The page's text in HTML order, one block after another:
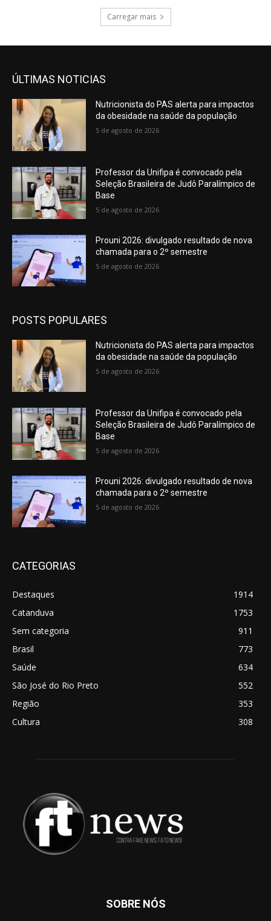
Carregar mais
ÚLTIMAS NOTICIAS
Nutricionista do PAS alerta para impactos
da obesidade na saúde da população
5 de agosto de 2026
Professor da Unifipa é convocado pela
Seleção Brasileira de Judô Paralímpico de
Base
5 de agosto de 2026
Prouni 2026: divulgado resultado de nova
chamada para o 2º semestre
5 de agosto de 2026
POSTS POPULARES
Nutricionista do PAS alerta para impactos
da obesidade na saúde da população
5 de agosto de 2026
Professor da Unifipa é convocado pela
Seleção Brasileira de Judô Paralímpico de
Base
5 de agosto de 2026
Prouni 2026: divulgado resultado de nova
chamada para o 2º semestre
5 de agosto de 2026
CATEGORIAS
Destaques
1914
Catanduva
1753
Sem categoria
911
Brasil
773
Saúde
634
São José do Rio Preto
552
Região
353
Cultura
308
SOBRE NÓS